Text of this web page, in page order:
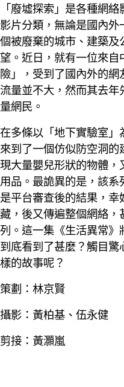
「廢墟探索」是各種網
影片分類，無論是國內
個被廢棄的城市、建築
望。近日，就有一位來
險」，受到了國內外的
流量並不大，然而其去
量網民。
在多條以「地下實驗室」
來到了一個仿似防空洞
現大量嬰兒形狀的物體
用品。最詭異的是，該
是平台審查後的結果，
藏，後又傳遍整個網絡
列。這一集《生活異常》
到底看到了甚麼？觸目
樣的故事呢？
策劃：林京賢
攝影：黃柏基、伍永健
剪接：黃灝嵐